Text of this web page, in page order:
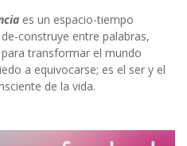
es un espacio-tiempo
construye entre palabras,
transformar el mundo
a equivocarse; es el ser y el
de la vida.